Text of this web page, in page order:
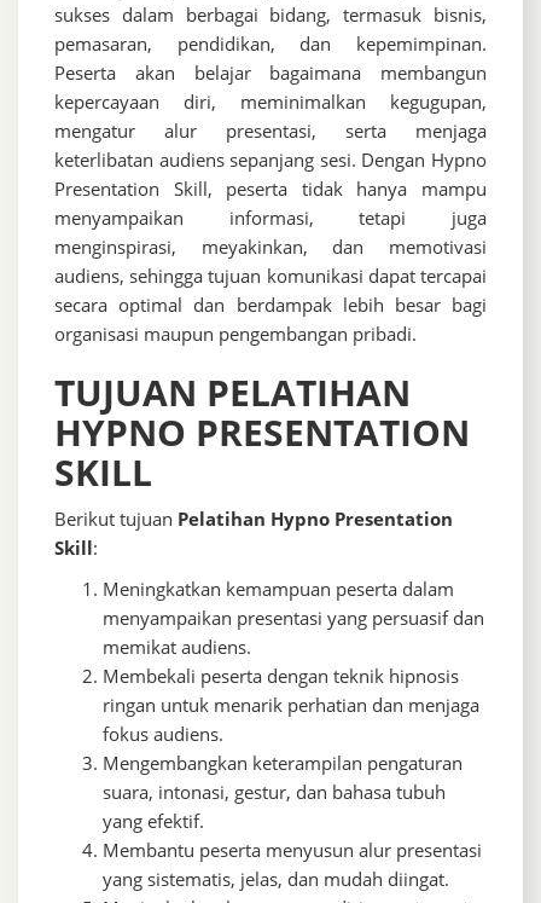
sukses dalam berbagai bidang, termasuk bisnis,
pemasaran, pendidikan, dan kepemimpinan.
Peserta akan belajar bagaimana membangun
kepercayaan diri, meminimalkan kegugupan,
mengatur alur presentasi, serta menjaga
keterlibatan audiens sepanjang sesi. Dengan Hypno
Presentation Skill, peserta tidak hanya mampu
menyampaikan informasi, tetapi juga
menginspirasi, meyakinkan, dan memotivasi
audiens, sehingga tujuan komunikasi dapat tercapai
secara optimal dan berdampak lebih besar bagi
organisasi maupun pengembangan pribadi.
TUJUAN PELATIHAN
HYPNO PRESENTATION
SKILL
Berikut tujuan Pelatihan Hypno Presentation
Skill:
Meningkatkan kemampuan peserta dalam
menyampaikan presentasi yang persuasif dan
memikat audiens.
Membekali peserta dengan teknik hipnosis
ringan untuk menarik perhatian dan menjaga
fokus audiens.
Mengembangkan keterampilan pengaturan
suara, intonasi, gestur, dan bahasa tubuh
yang efektif.
Membantu peserta menyusun alur presentasi
yang sistematis, jelas, dan mudah diingat.